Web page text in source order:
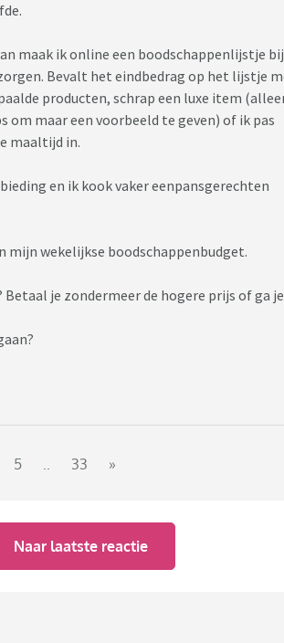
maak ik online een boodschappenlijstje bij
Bevalt het eindbedrag op het lijstje
producten, schrap een luxe item
om maar een voorbeeld te geven) of ik pas
maaltijd in.
en ik kook vaker eenpansgerechten
mijn wekelijkse boodschappenbudget.
je zondermeer de hogere prijs of ga je
5 .. 33 »
Naar laatste reactie